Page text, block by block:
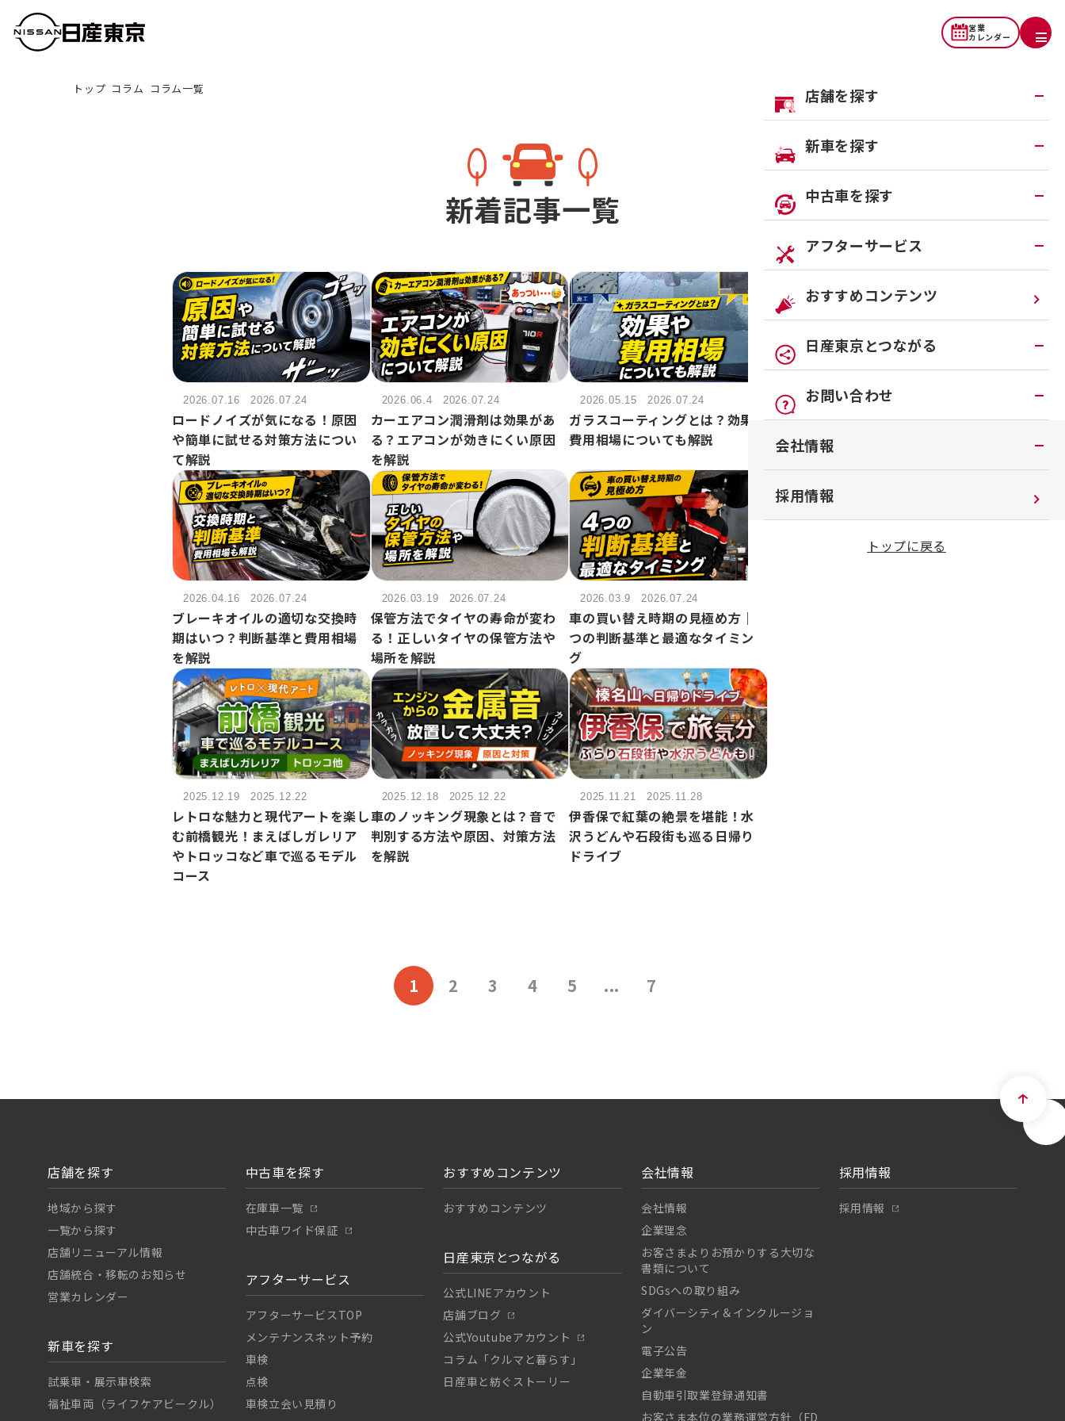
営業
カレンダー
店舗を探す
地域から探す
一覧から探す
店舗リニューアル情報
店舗統合・移転のお知らせ
営業カレンダー
新車を探す
試乗車・展示車検索
福祉車両（ライフケアビークル）
カスタイマイズサービス
クルマのサブスク（P.O.P）
法人リースオンライン受付
オンライン相談予約
カタログ請求
日産カーライフ保険
中古車を探す
在庫車一覧
中古車ワイド保証
アフターサービス
アフターサービスTOP
メンテナンスネット予約
車検
点検
車検立会い見積り
メンテプロパック
車内空間の商品
おすすめコンテンツ
日産東京とつながる
公式LINEアカウント
店舗ブログ
公式Youtubeアカウント
コラム「クルマと暮らす」
日産車と紡ぐストーリー
お問い合わせ
お問い合わせTOP
チャットサポート
会社情報
会社情報
企業理念
お客さまよりお預かりする大切な書類に
採用情報
トップに戻る
トップ コラム コラム一覧
新着記事一覧
2026.07.16 2026.07.24
ロードノイズが気になる！原因
や簡単に試せる対策方法につい
て解説
2026.06.4 2026.07.24
カーエアコン潤滑剤は効果があ
る？エアコンが効きにくい原因
を解説
2026.05.15 2026.07.24
ガラスコーティングとは？効果や
費用相場についても解説
2026.04.16 2026.07.24
ブレーキオイルの適切な交換時
期はいつ？判断基準と費用相場
を解説
2026.03.19 2026.07.24
保管方法でタイヤの寿命が変わ
る！正しいタイヤの保管方法や
場所を解説
2026.03.9 2026.07.24
車の買い替え時期の見極め方｜4
つの判断基準と最適なタイミン
グ
2025.12.19 2025.12.22
レトロな魅力と現代アートを楽し
む前橋観光！まえばしガレリア
やトロッコなど車で巡るモデル
コース
2025.12.18 2025.12.22
車のノッキング現象とは？音で
判別する方法や原因、対策方法
を解説
2025.11.21 2025.11.28
伊香保で紅葉の絶景を堪能！水
沢うどんや石段街も巡る日帰り
ドライブ
1 2 3 4 5 ... 7
店舗を探す
地域から探す
一覧から探す
店舗リニューアル情報
店舗統合・移転のお知らせ
営業カレンダー
新車を探す
試乗車・展示車検索
福祉車両（ライフケアビークル）
中古車を探す
在庫車一覧
中古車ワイド保証
アフターサービス
アフターサービスTOP
メンテナンスネット予約
車検
点検
車検立会い見積り
おすすめコンテンツ
おすすめコンテンツ
日産東京とつながる
公式LINEアカウント
店舗ブログ
公式Youtubeアカウント
コラム「クルマと暮らす」
日産車と紡ぐストーリー
会社情報
会社情報
企業理念
お客さまよりお預かりする大切な
書類について
SDGsへの取り組み
ダイバーシティ＆インクルージョ
ン
電子公告
企業年金
自動車引取業登録通知書
お客さま本位の業務運営方針（FD
採用情報
採用情報